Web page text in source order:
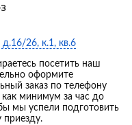
д.16/26, к.1, кв.6
посетить наш
оформите
заказ по телефону
как минимум за час до
мы успели подготовить
приезду.